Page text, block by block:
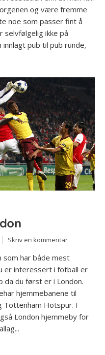
og være fremme
noe som passer fint å
selvfølgelig ikke på
pub til pub runde,
Skriv en kommentar
som har både mest
er interessert i fotball er
da du først er i London.
hjemmebanene til
Tottenham Hotspur. I
London hjemmeby for